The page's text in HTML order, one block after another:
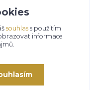
souhlass použitím
informace